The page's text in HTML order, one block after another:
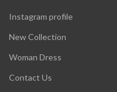
Instagram profile
New Collection
Woman Dress
Contact Us